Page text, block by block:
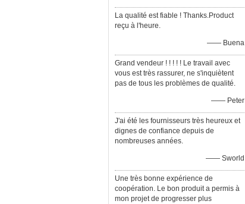
La qualité est fiable ! Thanks.Product
reçu à l'heure.
—— Buena
Grand vendeur ! ! ! ! ! Le travail avec
vous est très rassurer, ne s'inquiètent
pas de tous les problèmes de qualité.
—— Peter
J'ai été les fournisseurs très heureux et
dignes de confiance depuis de
nombreuses années.
—— Sworld
Une très bonne expérience de
coopération. Le bon produit a permis à
mon projet de progresser plus